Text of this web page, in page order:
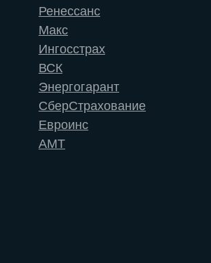
Ренессанс
Макс
Ингосстрах
ВСК
Энергогарант
СберСтрахование
Евроинс
АМТ